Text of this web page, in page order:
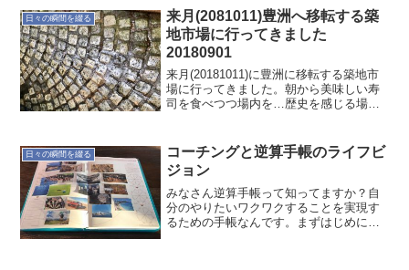
日々の瞬間を綴る
来月(2081011)豊洲へ移転する築
地市場に行ってきました
20180901
来月(20181011)に豊洲に移転する築地市
場に行ってきました。朝から美味しい寿
司を食べつつ場内を…歴史を感じる場内
な。移転前に、また遊びに行こう！
日々の瞬間を綴る
コーチングと逆算手帳のライフビ
ジョン
みなさん逆算手帳って知ってますか？自
分のやりたいワクワクすることを実現す
るための手帳なんです。まずはじめにビ